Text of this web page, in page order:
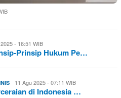
- 16:51 WIB
Prinsip Hukum Pe…
11 Agu 2025 - 07:11 WIB
di Indonesia …